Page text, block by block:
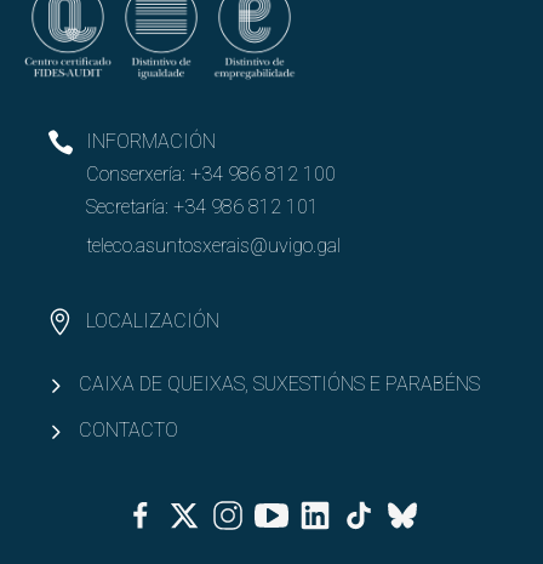
Abrir
Cooperar coa Escola
INFORMACIÓN
Conserxería: +34 986 812 100
Secretaría: +34 986 812 101
teleco.asuntosxerais@uvigo.gal
LOCALIZACIÓN
CAIXA DE QUEIXAS, SUXESTIÓNS E PARABÉNS
CONTACTO
FacebookTwitterInstagramYoutubeLinkedinTiktok
Bluesky